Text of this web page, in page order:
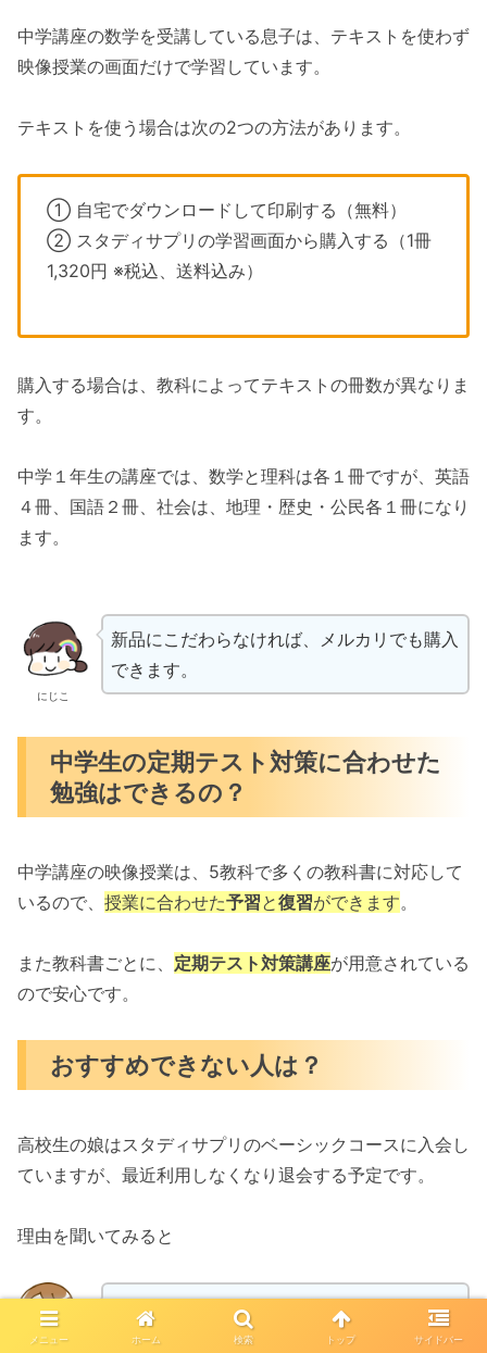
中学講座の数学を受講している息子は、テキストを使わず
映像授業の画面だけで学習しています。
テキストを使う場合は次の2つの方法があります。
① 自宅でダウンロードして印刷する（無料）
② スタディサプリの学習画面から購入する（1冊
1,320円 ※税込、送料込み）
購入する場合は、教科によってテキストの冊数が異なりま
す。
中学１年生の講座では、数学と理科は各１冊ですが、英語
４冊、国語２冊、社会は、地理・歴史・公民各１冊になり
ます。
にじこ
新品にこだわらなければ、メルカリでも購入
できます。
中学生の定期テスト対策に合わせた
勉強はできるの？
中学講座の映像授業は、5教科で多くの教科書に対応して
いるので、 授業に合わせた予習と復習ができます。
また教科書ごとに、 定期テスト対策講座が用意されている
ので安心です。
おすすめできない人は？
高校生の娘はスタディサプリのベーシックコースに入会し
ていますが、最近利用しなくなり退会する予定です。
理由を聞いてみると
映像授業を自分で考えて進める方法が合わな
くなってきた。
メニュー ホーム 検索 トップ サイドバー